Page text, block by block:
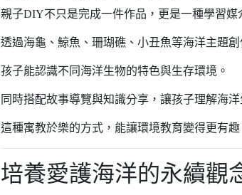
親子DIY不只是完成一件作品，更是一種學習媒
透過海龜、鯨魚、珊瑚礁、小丑魚等海洋主題創
孩子能認識不同海洋生物的特色與生存環境。
同時搭配故事導覽與知識分享，讓孩子理解海洋
這種寓教於樂的方式，能讓環境教育變得更有趣
培養愛護海洋的永續觀